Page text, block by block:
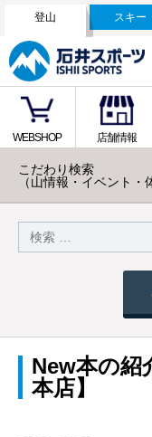
登山 スキー
WEBSHOP 店舗情報
こだわり検索
（山情報・イベント・
New本の紹
本店】